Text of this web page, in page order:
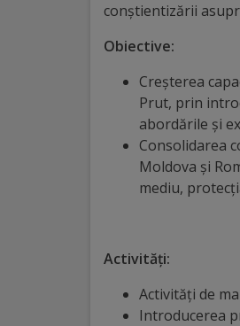
onoare
Deținători
titlului
Ungheni”
Diplome
conștientizării
Obiective:
Creșterea
Prut, prin
abordările și
Consolidarea
Moldova și
mediu,
Activități:
Activități de
Introducerea